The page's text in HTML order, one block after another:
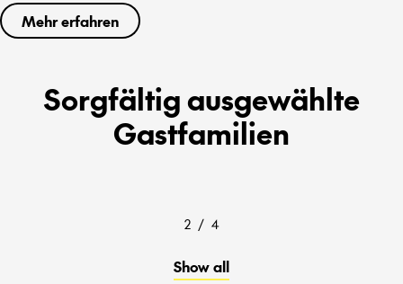
Mehr erfahren
Sorgfältig ausgewählte
Gastfamilien
2 / 4
Show all